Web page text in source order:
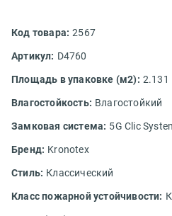
Код товара: 2567
Артикул: D4760
Площадь в упаковке (м2): 2.131
Влагостойкость: Влагостойкий
Замковая система: 5G Clic
Бренд: Kronotex
Стиль: Классический
Класс пожарной устойчивости: